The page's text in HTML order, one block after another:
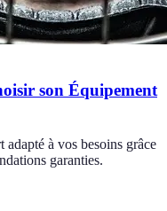
son Équipement
à vos besoins grâce
garanties.